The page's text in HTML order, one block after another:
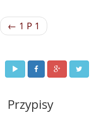
← 1 P 1
Przypisy